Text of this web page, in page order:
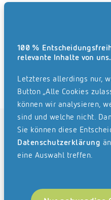
100 %
relevante Inhalte von uns.
Letzteres allerdings nur,
Button „Alle Cookies
können wir analysieren,
sind und welche nicht.
Sie können diese
Datenschutzerklärung
eine Auswahl treffen.
Sparkasse
REISSWOLF schützt
Aktenvernichtung
Mit REISSWOLF geben Sie
Sicherheitsbehälter, über